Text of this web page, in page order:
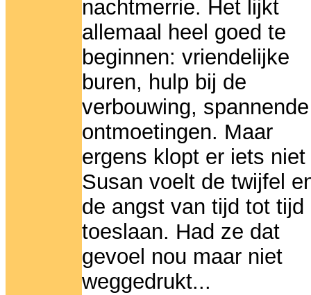
nachtmerrie. Het lijkt
allemaal heel goed te
beginnen: vriendelijke
buren, hulp bij de
verbouwing, spannende
ontmoetingen. Maar
ergens klopt er iets niet
Susan voelt de twijfel
de angst van tijd tot tijd
toeslaan. Had ze dat
gevoel nou maar niet
weggedrukt...